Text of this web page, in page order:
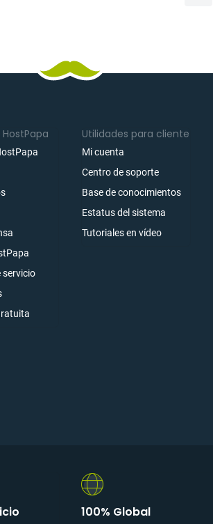
servicio
Utilidades para cliente
Mi cuenta
Centro de soporte
Base de conocimientos
Estatus del sistema
Tutoriales en vídeo
100% Global